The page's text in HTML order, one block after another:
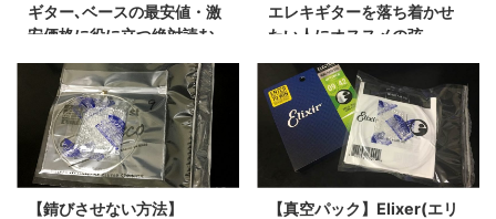
ギター､ベースの最安値・激
安価格に役に立つ絶対読む
エレキギターを落ち着かせ
たい人にオススメの弦
ブ】
【錆びさせない方法】
【真空パック】Elixer(エリ